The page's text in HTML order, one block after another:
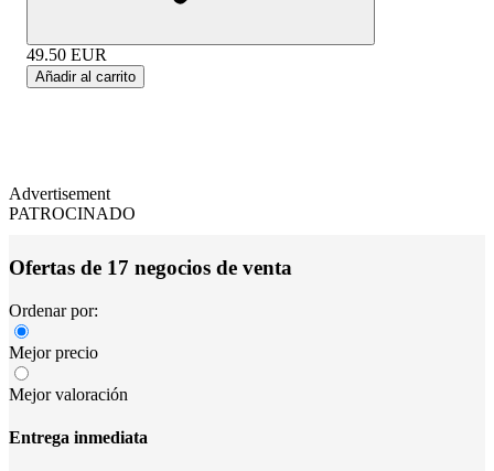
49.50 EUR
Añadir al carrito
Advertisement
PATROCINADO
Ofertas de 17 negocios de venta
Ordenar por:
Mejor precio
Mejor valoración
Entrega inmediata